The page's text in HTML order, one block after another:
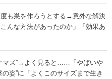
も巣を作ろうとする→意外な解決
んな方法があったのか」「効果あ
マズ”→よく見ると……「やばいや
姿”に「よくこのサイズまで生き